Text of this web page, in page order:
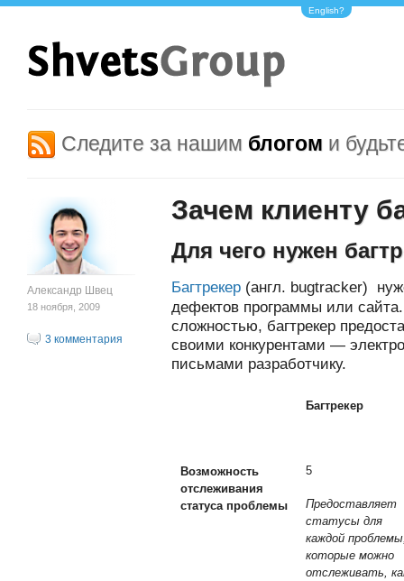
English?
Следите за нашим блогом и
Александр Швец
18 ноября, 2009
3 комментария
Зачем клиенту
Для чего нужен
Багтрекер (англ. bugtracker)
дефектов программы или
сложностью, багтрекер
своими конкурентами —
письмами разработчику.
Багтрекер
Возможность
отслеживания
статуса проблемы
5
Предоставляет
статусы для
каждой
которые можно
отслеживать,